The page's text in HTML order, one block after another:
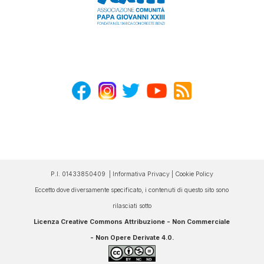
P.I. 01433850409 | Informativa Privacy| Cookie Policy
Eccetto dove diversamente specificato, i contenuti di questo sito sono
rilasciati sotto
Licenza Creative Commons Attribuzione - Non Commerciale
- Non Opere Derivate 4.0.